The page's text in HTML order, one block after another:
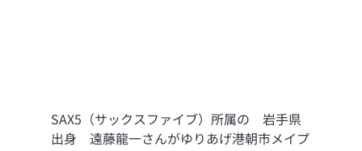
SAX5（サックスファイブ）所属の　岩手県
出身　遠藤龍一さんがゆりあげ港朝市メイプ